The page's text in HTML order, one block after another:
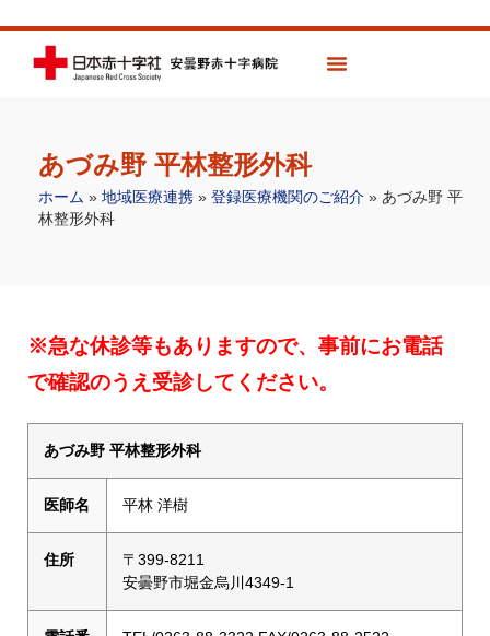
あづみ野 平林整形外科
ホーム » 地域医療連携 » 登録医療機関のご紹介 » あづみ野 平
林整形外科
※急な休診等もありますので、事前にお電話
で確認のうえ受診してください。
あづみ野 平林整形外科
医師名 平林 洋樹
住所
〒399-8211
安曇野市堀金烏川4349-1